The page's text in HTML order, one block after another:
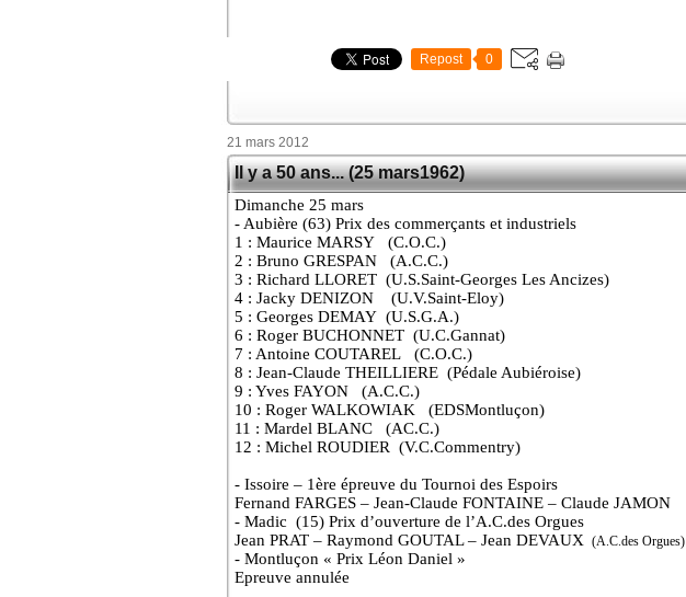
Repost 0
21 mars 2012
Il y a 50 ans... (25 mars1962)
Dimanche 25 mars
- Aubière (63) Prix des commerçants et industriels
1 : Maurice MARSY
(C.O.C.)
2 : Bruno GRESPAN
(A.C.C.)
3 : Richard LLORET (U.S.Saint-Georges Les Ancizes)
4 : Jacky DENIZON
(U.V.Saint-Eloy)
5 : Georges DEMAY (U.S.G.A.)
6 : Roger BUCHONNET (U.C.Gannat)
7 : Antoine COUTAREL (C.O.C.)
8 : Jean-Claude THEILLIERE (Pédale Aubiéroise)
9 : Yves FAYON (A.C.C.)
10 : Roger WALKOWIAK (EDSMontluçon)
11 : Mardel BLANC (AC.C.)
12 : Michel ROUDIER (V.C.Commentry)
- Issoire – 1ère épreuve du Tournoi des Espoirs
Fernand FARGES – Jean-Claude FONTAINE – Claude JAMON
- Madic (15) Prix d’ouverture de l’A.C.des Orgues
Jean PRAT – Raymond GOUTAL – Jean DEVAUX (A.C.des Orgues)
- Montluçon « Prix Léon Daniel »
Epreuve annulée